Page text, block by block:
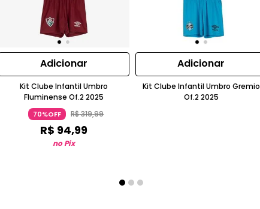
Adicionar
Kit Clube Infantil Umbro
Fluminense Of.2 2025
70%OFF R$319,99
R$ 94,99
no Pix
Adicionar
Kit Clube Infantil Umbro Gremio
Of.2 2025